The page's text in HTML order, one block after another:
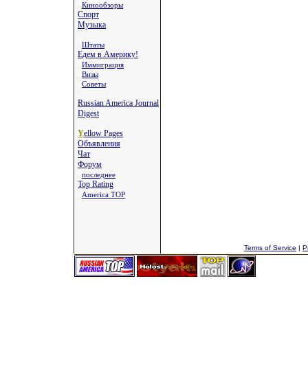
Кинообзоры
Спорт
Музыка
Штаты
Едем в Америку!
Иммиграция
Визы
Советы
Russian America Journal
Digest
Yellow Pages
Объявления
Чат
Форум
последнее
Top Rating
America TOP
Terms of Service |